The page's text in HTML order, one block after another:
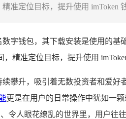
准定位目标，提升使用 imToken
字钱包，其下载安装是使用的
精准定位目标，提升使用
攀升，吸引着无数投资者和爱
更是在用户的日常操作中犹如一
令人眼花缭乱的世界里，用户